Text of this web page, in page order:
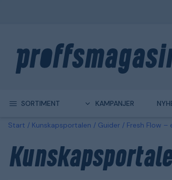
SORTIMENT KAMPANJER
Start Kunskapsportalen Guider Fresh Flow